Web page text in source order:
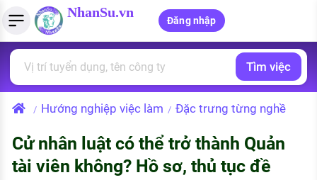
NhanSu.vn
Đăng nhập
Tìm việc làm
Việc làm ngành luật
Việc làm lương cao
Quản lý CV
Tải CV lên
Tạo CV trực tuyến
Tính lương Gross - Net
Tính thuế thu nhập cá nhân
Tính trợ cấp thất nghiệp
PHÁP LUẬT VIỆT NAM
Văn bản pháp luật
PHÁP LUẬT LAO ĐỘNG
Lao động và tiền lương
Tìm việc
/ Hướng nghiệp việc làm / Đặc trưng từng nghề
Cử nhân luật có thể trở thành Quản
tài viên không? Hồ sơ, thủ tục đề